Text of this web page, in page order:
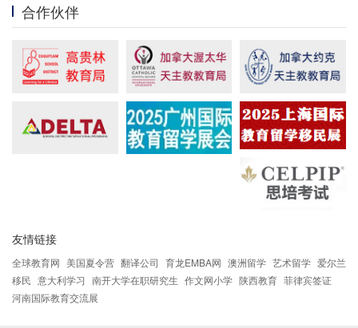
合作伙伴
友情链接
全球教育网 美国夏令营 翻译公司 育龙EMBA网 澳洲留学 艺术留学 爱尔兰
移民 意大利学习 南开大学在职研究生 作文网小学 陕西教育 菲律宾签证
河南国际教育交流展